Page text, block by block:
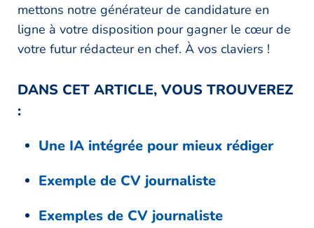
mettons notre générateur de candidature en
ligne à votre disposition pour gagner le cœur de
votre futur rédacteur en chef. À vos claviers !
DANS CET ARTICLE, VOUS TROUVEREZ
:
Une IA intégrée pour mieux rédiger
Exemple de CV journaliste
Exemples de CV journaliste